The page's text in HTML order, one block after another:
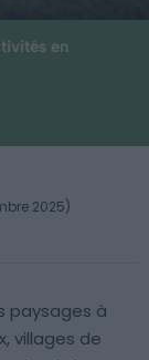
en
2025)
paysages à
villages de